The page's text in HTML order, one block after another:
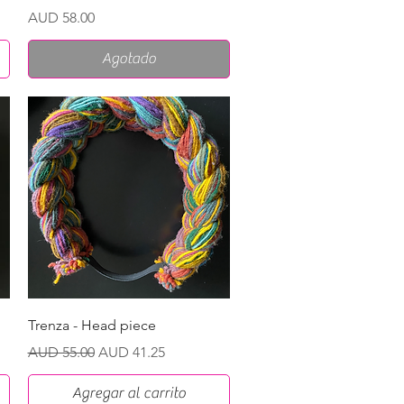
Precio
AUD 58.00
Agotado
Vista rápida
Trenza - Head piece
Precio
AUD 55.00 Precio de oferta
AUD 41.25
Agregar al carrito